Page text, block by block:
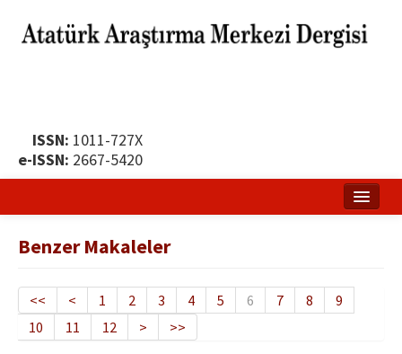
ISSN: 1011-727X
e-ISSN: 2667-5420
Yayın Politikası
Dergi Kurulları
Benzer Makaleler
<< < 1 2 3 4 5 6 7 8
9
10
11 12 > >>